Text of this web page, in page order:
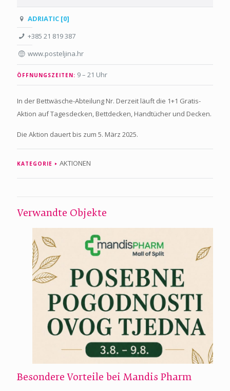
ADRIATIC [0]
+385 21 819 387
www.posteljina.hr
ÖFFNUNGSZEITEN: 9 – 21 Uhr
In der Bettwäsche-Abteilung Nr. Derzeit läuft die 1+1 Gratis-
Aktion auf Tagesdecken, Bettdecken, Handtücher und Decken.
Die Aktion dauert bis zum 5. März 2025.
KATEGORIE AKTIONEN
Verwandte Objekte
Besondere Vorteile bei Mandis Pharm